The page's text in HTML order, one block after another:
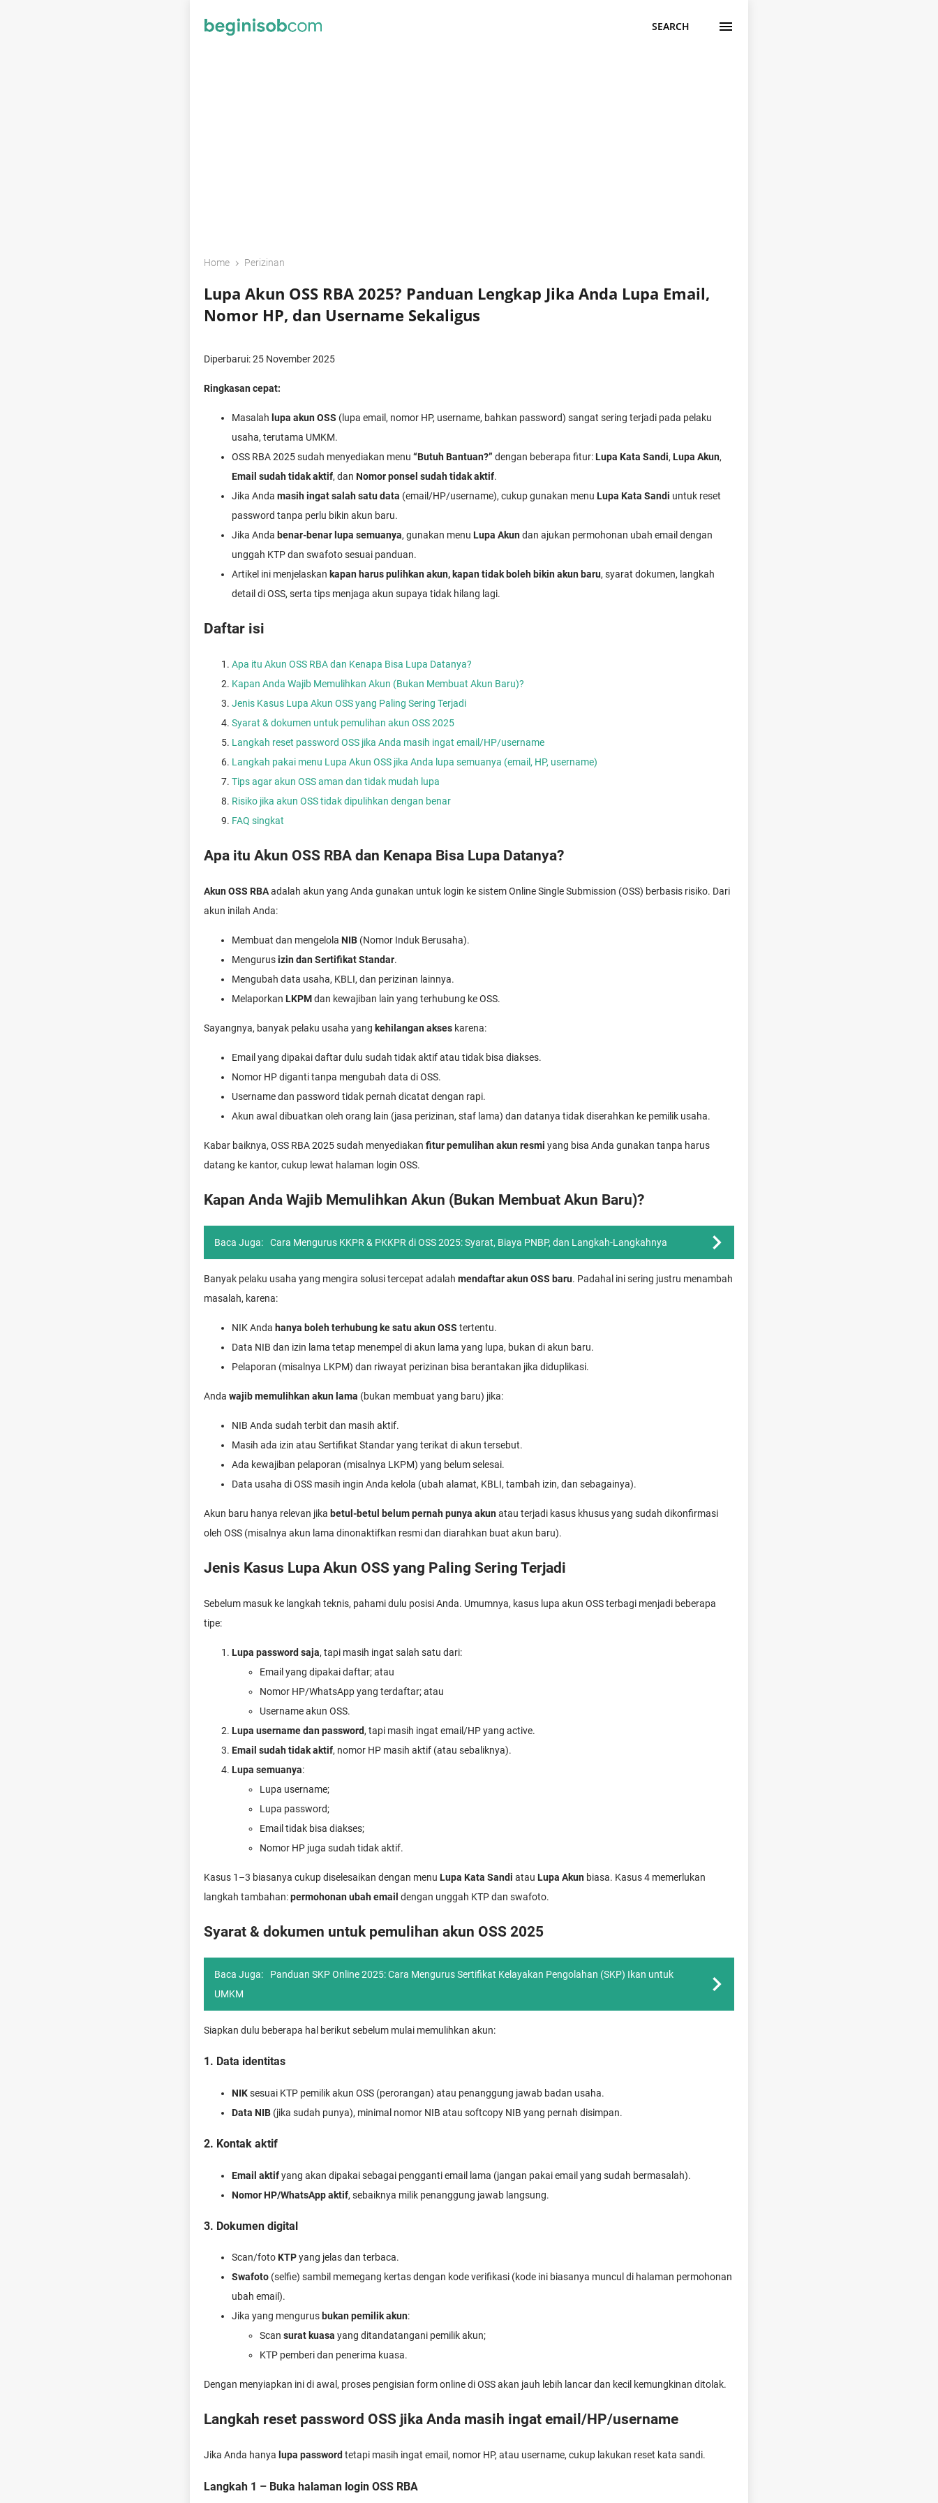
SEARCH
Home › Perizinan
Lupa Akun OSS RBA 2025? Panduan Lengkap Jika Anda Lupa Email,
Nomor HP, dan Username Sekaligus
Diperbarui: 25 November 2025
Ringkasan cepat:
Masalah lupa akun OSS (lupa email, nomor HP, username, bahkan password) sangat sering terjadi pada pelaku
usaha, terutama UMKM.
OSS RBA 2025 sudah menyediakan menu “Butuh Bantuan?” dengan beberapa fitur:Lupa Kata Sandi, Lupa Akun,
Email sudah tidak aktif, dan Nomor ponsel sudah tidak aktif.
Jika Anda masih ingat salah satu data (email/HP/username), cukup gunakan menu Lupa Kata Sandi untuk reset
password tanpa perlu bikin akun baru.
Jika Anda benar-benar lupa semuanya, gunakan menu Lupa Akundan ajukan permohonan ubah email dengan
unggah KTP dan swafoto sesuai panduan.
Artikel ini menjelaskan kapan harus pulihkan akun, kapan tidak boleh bikin akun baru, syarat dokumen, langkah
detail di OSS, serta tips menjaga akun supaya tidak hilang lagi.
Daftar isi
Apa itu Akun OSS RBA dan Kenapa Bisa Lupa Datanya?
Kapan Anda Wajib Memulihkan Akun (Bukan Membuat Akun Baru)?
Jenis Kasus Lupa Akun OSS yang Paling Sering Terjadi
Syarat & dokumen untuk pemulihan akun OSS 2025
Langkah reset password OSS jika Anda masih ingat email/HP/username
Langkah pakai menu Lupa Akun OSS jika Anda lupa semuanya (email, HP, username)
Tips agar akun OSS aman dan tidak mudah lupa
Risiko jika akun OSS tidak dipulihkan dengan benar
FAQ singkat
Apa itu Akun OSS RBA dan Kenapa Bisa Lupa Datanya?
Akun OSS RBAadalah akun yang Anda gunakan untuk login ke sistem Online Single Submission (OSS) berbasis risiko. Dari
akun inilah Anda:
Membuat dan mengelola NIB (Nomor Induk Berusaha).
Mengurusizin dan Sertifikat Standar.
Mengubah data usaha, KBLI, dan perizinan lainnya.
Melaporkan LKPMdan kewajiban lain yang terhubung ke OSS.
Sayangnya, banyak pelaku usaha yang kehilangan akses karena:
Email yang dipakai daftar dulu sudah tidak aktif atau tidak bisa diakses.
Nomor HP diganti tanpa mengubah data di OSS.
Username dan password tidak pernah dicatat dengan rapi.
Akun awal dibuatkan oleh orang lain (jasa perizinan, staf lama) dan datanya tidak diserahkan ke pemilik usaha.
Kabar baiknya, OSS RBA 2025 sudah menyediakan fitur pemulihan akun resmi yang bisa Anda gunakan tanpa harus
datang ke kantor, cukup lewat halaman login OSS.
Kapan Anda Wajib Memulihkan Akun (Bukan Membuat Akun Baru)?
Baca Juga: Cara Mengurus KKPR & PKKPR di OSS 2025: Syarat, Biaya PNBP, dan Langkah-Langkahnya
Banyak pelaku usaha yang mengira solusi tercepat adalah mendaftar akun OSS baru. Padahal ini sering justru menambah
masalah, karena:
NIK Anda hanya boleh terhubung ke satu akun OSS tertentu.
Data NIB dan izin lama tetap menempel di akun lama yang lupa, bukan di akun baru.
Pelaporan (misalnya LKPM) dan riwayat perizinan bisa berantakan jika diduplikasi.
Anda wajib memulihkan akun lama (bukan membuat yang baru) jika:
NIB Anda sudah terbit dan masih aktif.
Masih ada izin atau Sertifikat Standar yang terikat di akun tersebut.
Ada kewajiban pelaporan (misalnya LKPM) yang belum selesai.
Data usaha di OSS masih ingin Anda kelola (ubah alamat, KBLI, tambah izin, dan sebagainya).
Akun baru hanya relevan jika betul-betul belum pernah punya akunatau terjadi kasus khusus yang sudah dikonfirmasi
oleh OSS (misalnya akun lama dinonaktifkan resmi dan diarahkan buat akun baru).
Jenis Kasus Lupa Akun OSS yang Paling Sering Terjadi
Sebelum masuk ke langkah teknis, pahami dulu posisi Anda. Umumnya, kasus lupa akun OSS terbagi menjadi beberapa
tipe:
Lupa password saja, tapi masih ingat salah satu dari:
Email yang dipakai daftar; atau
Nomor HP/WhatsApp yang terdaftar; atau
Username akun OSS.
Lupa username dan password, tapi masih ingat email/HP yang active.
Email sudah tidak aktif, nomor HP masih aktif (atau sebaliknya).
Lupa semuanya:
Lupa username;
Lupa password;
Email tidak bisa diakses;
Nomor HP juga sudah tidak aktif.
Kasus 1–3 biasanya cukup diselesaikan dengan menu Lupa Kata Sandi atau Lupa Akun biasa. Kasus 4 memerlukan
langkah tambahan:permohonan ubah email dengan unggah KTP dan swafoto.
Syarat & dokumen untuk pemulihan akun OSS 2025
Baca Juga:
Panduan SKP Online 2025: Cara Mengurus Sertifikat Kelayakan Pengolahan (SKP) Ikan untuk
UMKM
Siapkan dulu beberapa hal berikut sebelum mulai memulihkan akun:
1. Data identitas
NIKsesuai KTP pemilik akun OSS (perorangan) atau penanggung jawab badan usaha.
Data NIB (jika sudah punya), minimal nomor NIB atau softcopy NIB yang pernah disimpan.
2. Kontak aktif
Email aktifyang akan dipakai sebagai pengganti email lama (jangan pakai email yang sudah bermasalah).
Nomor HP/WhatsApp aktif, sebaiknya milik penanggung jawab langsung.
3. Dokumen digital
Scan/fotoKTPyang jelas dan terbaca.
Swafoto (selfie) sambil memegang kertas dengan kode verifikasi (kode ini biasanya muncul di halaman permohonan
ubah email).
Jika yang mengurus bukan pemilik akun:
Scan surat kuasa yang ditandatangani pemilik akun;
KTP pemberi dan penerima kuasa.
Dengan menyiapkan ini di awal, proses pengisian form online di OSS akan jauh lebih lancar dan kecil kemungkinan ditolak.
Langkah reset password OSS jika Anda masih ingat email/HP/username
Jika Anda hanya lupa password tetapi masih ingat email, nomor HP, atau username, cukup lakukan reset kata sandi.
Langkah 1 – Buka halaman login OSS RBA